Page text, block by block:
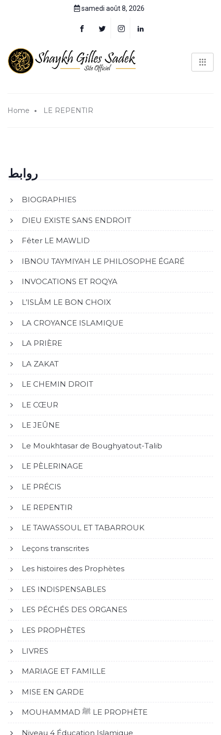
samedi août 8, 2026
Home LE REPENTIR
روابط
BIOGRAPHIES
DIEU EXISTE SANS ENDROIT
Fêter LE MAWLID
IBNOU TAYMIYAH LE PHILOSOPHE ÉGARÉ
INVOCATIONS ET ROQYA
L’ISLÂM LE BON CHOIX
LA CROYANCE ISLAMIQUE
LA PRIÈRE
LA ZAKAT
LE CHEMIN DROIT
LE CŒUR
LE JEÛNE
Le Moukhtasar de Boughyatout-Talib
LE PÈLERINAGE
LE PRÉCIS
LE REPENTIR
LE TAWASSOUL ET TABARROUK
Leçons transcrites
Les histoires des Prophètes
LES INDISPENSABLES
LES PÉCHÉS DES ORGANES
LES PROPHÈTES
LIVRES
MARIAGE ET FAMILLE
MISE EN GARDE
MOUHAMMAD ﷺ LE PROPHÈTE
Niveau 4 Éducation Islamique